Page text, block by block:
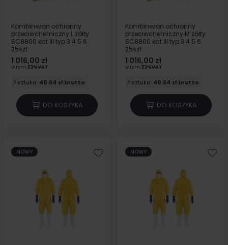
Kombinezon ochronny
przeciwchemiczny L żółty
SC8800 kat III typ 3 4 5 6
25szt
1 016,00 zł
w tym 23%VAT
1 sztuka: 40.64 zł brutto
DO KOSZYKA
Kombinezon ochronny
przeciwchemiczny M żółty
SC8800 kat III typ 3 4 5 6
25szt
1 016,00 zł
w tym 23%VAT
1 sztuka: 40.64 zł brutto
DO KOSZYKA
NOWY NOWY